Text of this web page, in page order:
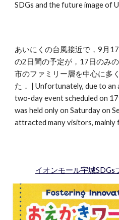
SDGs and the future image of
あいにくの台風接近で，9月
の2日間の予定が，17日のみ
市のファミリー層を中心に多
た． | Unfortunately, due to
two-day event scheduled on
was held only on Saturday on
attracted many visitors, mainly
イオンモール宇城SDGs